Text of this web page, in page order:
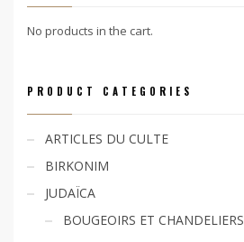
No products in the cart.
PRODUCT CATEGORIES
ARTICLES DU CULTE
BIRKONIM
JUDAÏCA
BOUGEOIRS ET CHANDELIERS